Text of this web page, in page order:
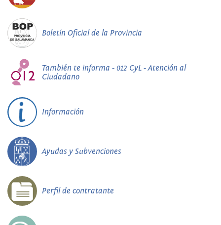
Boletín Oficial de la Provincia
También te informa - 012 CyL - Atención al
Ciudadano
Información
Ayudas y Subvenciones
Perfil de contratante